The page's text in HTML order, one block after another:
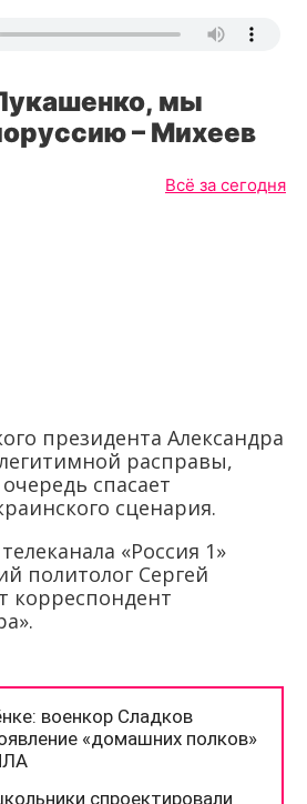
мы
– Михеев
Всё за сегодня
президента Александра
расправы,
спасает
сценария.
«Россия 1»
политолог Сергей
корреспондент